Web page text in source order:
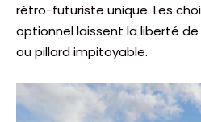
rétro-futuriste unique. Les
optionnel laissent la liberté
ou pillard impitoyable.